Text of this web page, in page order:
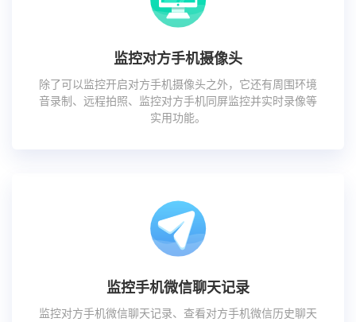
监控对方手机摄像头
除了可以监控开启对方手机摄像头之外，它还有周围环境
音录制、远程拍照、监控对方手机同屏监控并实时录像等
实用功能。
监控手机微信聊天记录
监控对方手机微信聊天记录、查看对方手机微信历史聊天